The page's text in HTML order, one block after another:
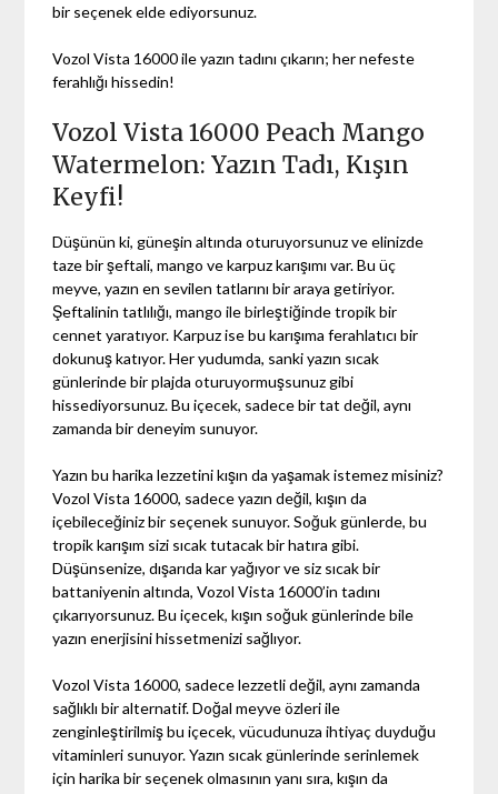
bir seçenek elde ediyorsunuz.
Vozol Vista 16000 ile yazın tadını çıkarın; her nefeste
ferahlığı hissedin!
Vozol Vista 16000 Peach Mango
Watermelon: Yazın Tadı, Kışın
Keyfi!
Düşünün ki, güneşin altında oturuyorsunuz ve elinizde
taze bir şeftali, mango ve karpuz karışımı var. Bu üç
meyve, yazın en sevilen tatlarını bir araya getiriyor.
Şeftalinin tatlılığı, mango ile birleştiğinde tropik bir
cennet yaratıyor. Karpuz ise bu karışıma ferahlatıcı bir
dokunuş katıyor. Her yudumda, sanki yazın sıcak
günlerinde bir plajda oturuyormuşsunuz gibi
hissediyorsunuz. Bu içecek, sadece bir tat değil, aynı
zamanda bir deneyim sunuyor.
Yazın bu harika lezzetini kışın da yaşamak istemez misiniz?
Vozol Vista 16000, sadece yazın değil, kışın da
içebileceğiniz bir seçenek sunuyor. Soğuk günlerde, bu
tropik karışım sizi sıcak tutacak bir hatıra gibi.
Düşünsenize, dışarıda kar yağıyor ve siz sıcak bir
battaniyenin altında, Vozol Vista 16000’in tadını
çıkarıyorsunuz. Bu içecek, kışın soğuk günlerinde bile
yazın enerjisini hissetmenizi sağlıyor.
Vozol Vista 16000, sadece lezzetli değil, aynı zamanda
sağlıklı bir alternatif. Doğal meyve özleri ile
zenginleştirilmiş bu içecek, vücudunuza ihtiyaç duyduğu
vitaminleri sunuyor. Yazın sıcak günlerinde serinlemek
için harika bir seçenek olmasının yanı sıra, kışın da